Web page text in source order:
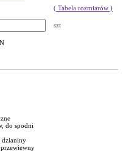
( Tabela rozmiarów )
szt
do spodni
dzianiny
przewiewny